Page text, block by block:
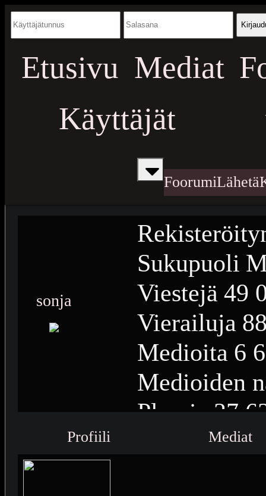
Etusivu Mediat
Käyttäjät
FoorumiLähetä
sonja
Sukupuoli
Viestejä 49
Vierailuja
Medioita 6
Medioiden
Plussia
37
Saavutuksia
Profiili Mediat